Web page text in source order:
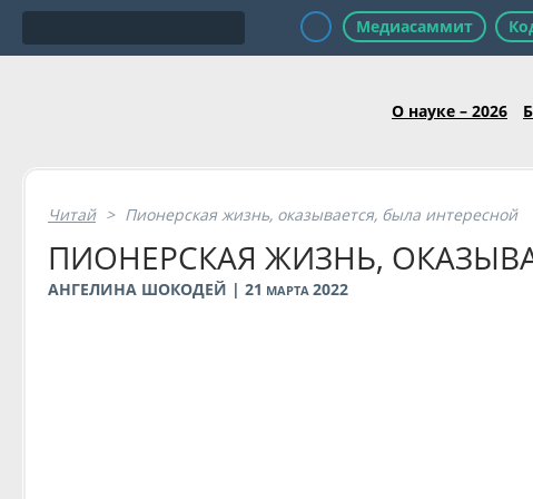
Медиасаммит
О науке – 2026
Читай > Пионерская жизнь, оказывается, была интересной
ПИОНЕРСКАЯ ЖИЗНЬ,
АНГЕЛИНА ШОКОДЕЙ | 21 МАРТА 2022